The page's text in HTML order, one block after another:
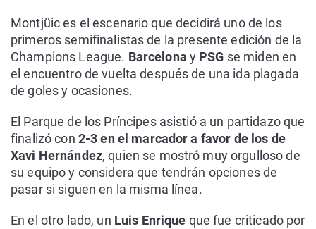
Montjüic es el escenario que decidirá uno de los
primeros semifinalistas de la presente edición de la
Champions League. Barcelona y PSG se miden en
el encuentro de vuelta después de una ida plagada
de goles y ocasiones.
El Parque de los Príncipes asistió a un partidazo que
finalizó con 2-3 en el marcador a favor de los de
Xavi Hernández, quien se mostró muy orgulloso de
su equipo y considera que tendrán opciones de
pasar si siguen en la misma línea.
En el otro lado, un Luis Enrique que fue criticado por